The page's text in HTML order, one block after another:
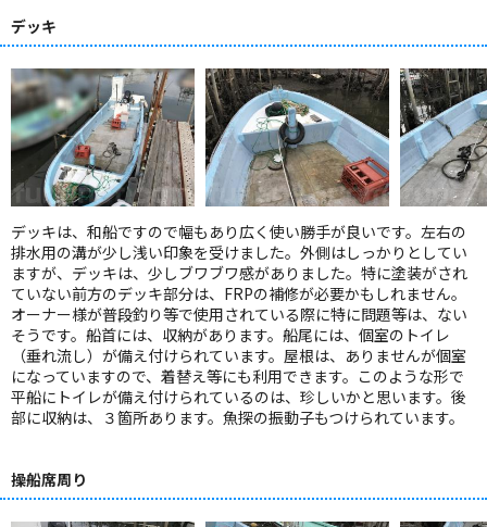
デッキ
デッキは、和船ですので幅もあり広く使い勝手が良いです。左右の
排水用の溝が少し浅い印象を受けました。外側はしっかりとしてい
ますが、デッキは、少しブワブワ感がありました。特に塗装がされ
ていない前方のデッキ部分は、FRPの補修が必要かもしれません。
オーナー様が普段釣り等で使用されている際に特に問題等は、ない
そうです。船首には、収納があります。船尾には、個室のトイレ
（垂れ流し）が備え付けられています。屋根は、ありませんが個室
になっていますので、着替え等にも利用できます。このような形で
平船にトイレが備え付けられているのは、珍しいかと思います。後
部に収納は、３箇所あります。魚探の振動子もつけられています。
操船席周り